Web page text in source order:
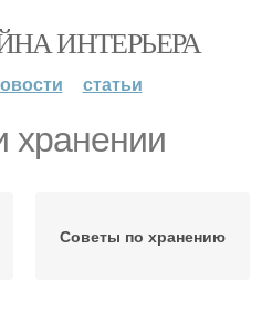
ИНТЕРЬЕРА
статьи
хранении
Советы по хранению